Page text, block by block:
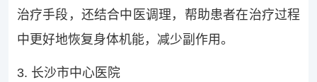
治疗手段，还结合中医调理，帮助患者在治疗过程
中更好地恢复身体机能，减少副作用。
3. 长沙市中心医院